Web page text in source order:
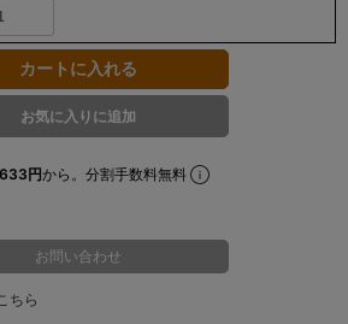
円から。分割手数料無料
ちら
お問い合わせ